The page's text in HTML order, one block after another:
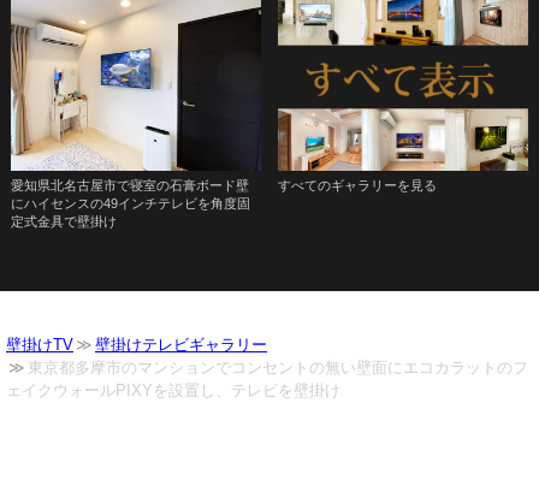
愛知県北名古屋市で寝室の石膏ボード壁
にハイセンスの49インチテレビを角度固
定式金具で壁掛け
すべてのギャラリーを見る
壁掛けTV
壁掛けテレビギャラリー
東京都多摩市のマンションでコンセントの無い壁面にエコカラットのフ
ェイクウォールPIXYを設置し、テレビを壁掛け